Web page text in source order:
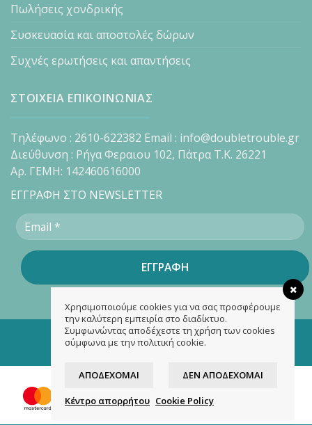
Πωλήσεις χονδρικής
Συσκευασία και αποστολές δώρων
Συχνές ερωτήσεις και απαντήσεις
ΣΤΟΙΧΕΙΑ ΕΠΙΚΟΙΝΩΝΙΑΣ
Τηλέφωνο : 2610-622382 Email : info@doubletrouble.gr
Διεύθυνση : Ρήγα Φεραιου 102, Πάτρα Τ.Κ. 26221
Αρ. ΓΕΜΗ: 142460616000
ΕΓΓΡΑΦΗ ΣΤΟ NEWSLETTER
Copyright 2026 ©doubletrouble.gr
Designed & developed by
Χρησιμοποιούμε cookies για να σας προσφέρουμε
την καλύτερη εμπειρία στο διαδίκτυο.
Συμφωνώντας αποδέχεστε τη χρήση των cookies
σύμφωνα με την πολιτική cookie.
ΑΠΟΔΈΧΟΜΑΙ ΔΕΝ ΑΠΟΔΈΧΟΜΑΙ
Κέντρο απορρήτου Cookie Policy